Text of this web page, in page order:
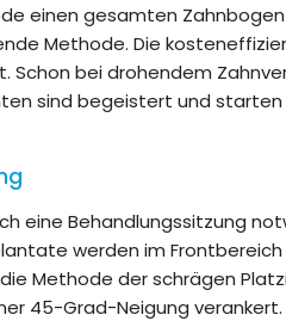
einen gesamten
Methode. Die
Schon bei drohendem
sind begeistert und
eine Behandlungssitzung
werden im
Methode der schrägen
45-Grad-Neigung verankert.